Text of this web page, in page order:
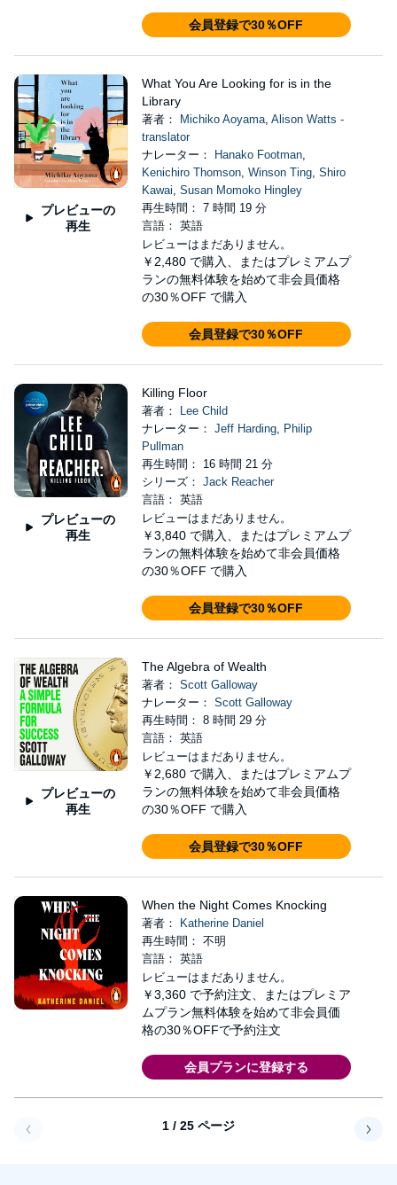
会員登録で30％OFF
プレビューの
再生
What You Are Looking for is in the
Library
著者： Michiko Aoyama, Alison Watts -
translator
ナレーター：
Hanako Footman,
Kenichiro Thomson, Winson Ting, Shiro
Kawai, Susan Momoko Hingley
再生時間： 7 時間 19 分
言語： 英語
レビューはまだありません。
￥2,480 で購入、またはプレミアムプ
ランの無料体験を始めて非会員価格
の30％OFF で購入
会員登録で30％OFF
プレビューの
再生
Killing Floor
著者：
Lee Child
ナレーター： Jeff Harding, Philip
Pullman
再生時間： 16 時間 21 分
シリーズ： Jack Reacher
言語： 英語
レビューはまだありません。
￥3,840 で購入、またはプレミアムプ
ランの無料体験を始めて非会員価格
の30％OFF で購入
会員登録で30％OFF
プレビューの
再生
The Algebra of Wealth
著者： Scott Galloway
ナレーター： Scott Galloway
再生時間： 8 時間 29 分
言語： 英語
レビューはまだありません。
￥2,680 で購入、またはプレミアムプ
ランの無料体験を始めて非会員価格
の30％OFF で購入
会員登録で30％OFF
When the Night Comes Knocking
著者：
Katherine Daniel
再生時間： 不明
言語： 英語
レビューはまだありません。
￥3,360 で予約注文、またはプレミア
ムプラン無料体験を始めて非会員価
格の30％OFFで予約注文
会員プランに登録する
1 / 25 ページ